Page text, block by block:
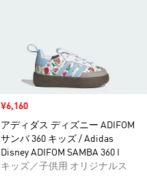
セール価格
¥6,160
アディダス ディズニー ADIFOM
サンバ 360 キッズ / Adidas
Disney ADIFOM SAMBA 360 I
キッズ／子供用 オリジナルス